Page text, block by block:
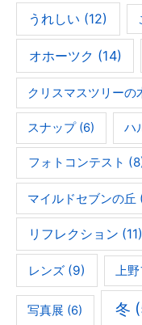
うれしい (12)
オホーツク (14)
クリスマスツリーの
スナップ(6) ハ
フォトコンテスト
マイルドセブンの丘
リフレクション (11)
レンズ(9) 上
写真展 (6) 冬